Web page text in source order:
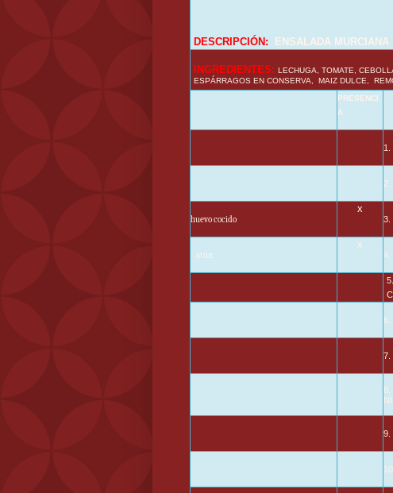
DESCRIPCIÓN: ENSALADA MURCIANA
INGREDIENTES:LECHUGA, TOMATE,
ESPÁRRAGOS EN CONSERVA, MAIZ DULCE,
PRESENCI
A
1.
2.
huevo cocido
x
3.
atún
x
4.
6.
7.
8.
9.
10.